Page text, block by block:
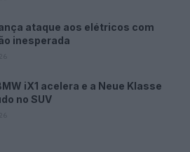
ataque aos elétricos com
inesperada
iX1 acelera e a Neue Klasse
no SUV